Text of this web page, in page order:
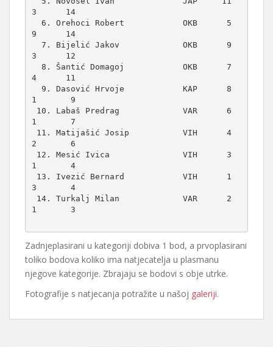
3      14
9      14
3      12
4      11
1       9
1       7
2       6
1       4
3       4
1       3
Zadnjeplasirani u kategoriji dobiva 1 bod, a prvoplasirani
toliko bodova koliko ima natjecatelja u plasmanu
njegove kategorije. Zbrajaju se bodovi s obje utrke.
Fotografije s natjecanja potražite u našoj galeriji.